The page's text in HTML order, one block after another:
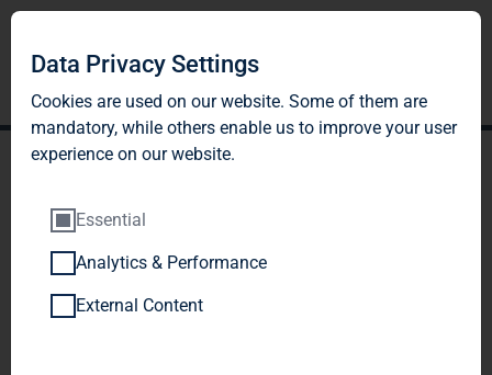
TAG Immobilien AG:
Data Privacy Settings
Cookies are used on our website. Some of them are
mandatory, while others enable us to improve your user
experience on our website.
Essential
Analytics & Performance
External Content